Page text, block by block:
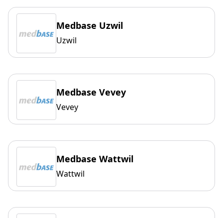
Medbase Uzwil
Uzwil
Medbase Vevey
Vevey
Medbase Wattwil
Wattwil